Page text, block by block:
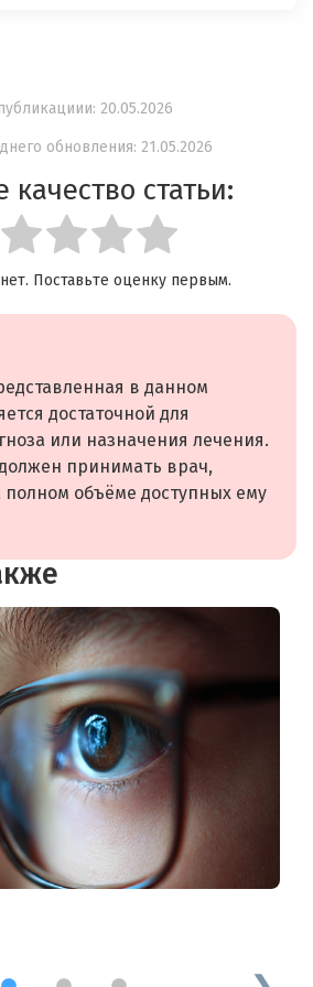
20.05.2026
обновления: 21.05.2026
качество статьи:
Поставьте оценку первым.
в данном
достаточной для
или назначения лечения.
принимать врач,
объёме доступных ему